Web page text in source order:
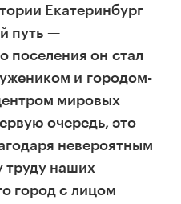
Екатеринбург
путь —
поселения он стал
и городом-
мировых
очередь, это
невероятным
труду наших
город с лицом